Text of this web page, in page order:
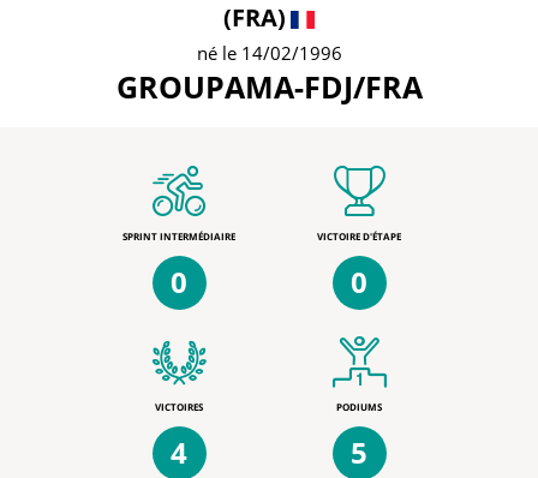
(FRA)
né le 14/02/1996
GROUPAMA-FDJ/FRA
SPRINT INTERMÉDIAIRE
0
VICTOIRE D'ÉTAPE
0
VICTOIRES
4
PODIUMS
5